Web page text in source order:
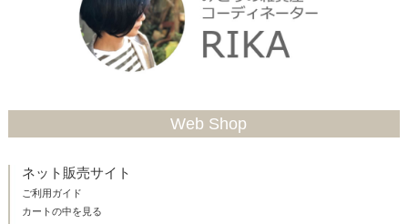
Web Shop
ネット販売サイト
ご利用ガイド
カートの中を見る